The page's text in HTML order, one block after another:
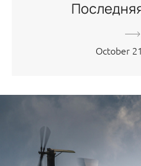
October